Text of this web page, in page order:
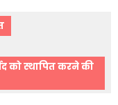
को स्थापित करने की